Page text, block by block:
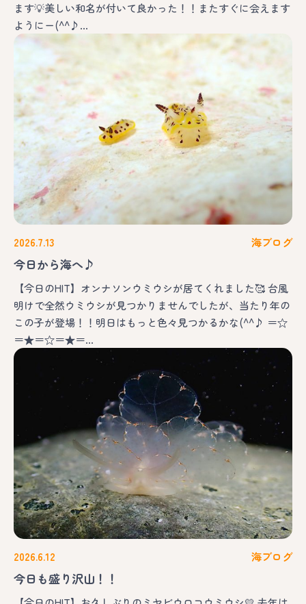
ます💡美しい和名が付いて良かった！！またすぐに会えます
ようにー(^^♪…
2026.7.13 海ブログ
今日から海へ♪
【今日のHIT】オンナソンウミウシが居てくれました🥰 台風
明けで全然ウミウシが見つかりませんでしたが、当たり年の
この子が登場！！明日はもっと色々見つかるかな(^^♪ ＝☆
＝★＝☆＝★＝…
2026.6.12 海ブログ
今日も盛り沢山！！